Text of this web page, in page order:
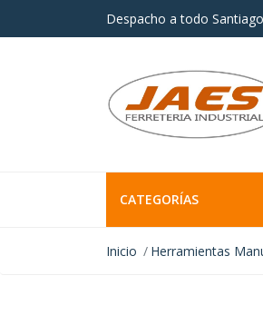
Despacho a todo
CATEGORÍAS
Inicio Herramientas